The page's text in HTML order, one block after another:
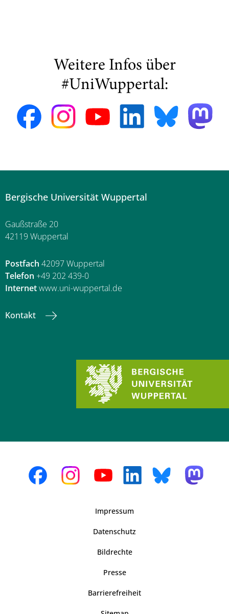
Weitere Infos über
#UniWuppertal:
Bergische Universität Wuppertal
Gaußstraße 20
42119 Wuppertal
Postfach 42097 Wuppertal
Telefon +49 202 439-0
Internetwww.uni-wuppertal.de
Kontakt
Impressum
Datenschutz
Bildrechte
Presse
Barrierefreiheit